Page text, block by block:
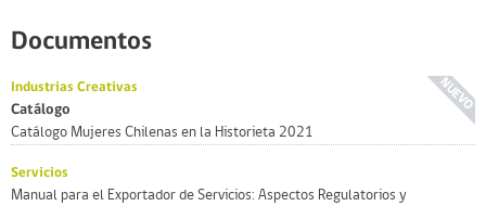
Documentos
Industrias Creativas
Catálogo
Catálogo Mujeres Chilenas en la Historieta 2021
Servicios
Manual para el Exportador de Servicios: Aspectos Regulatorios y